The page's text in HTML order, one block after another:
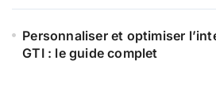
Personnaliser et optimiser
GTI : le guide complet